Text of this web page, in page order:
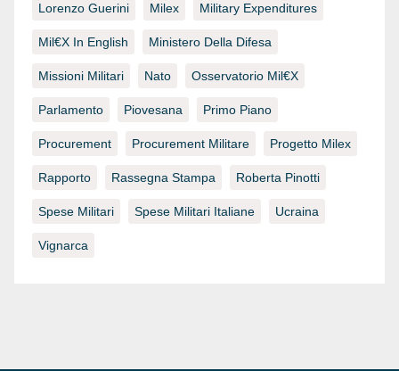
Lorenzo Guerini Milex Military Expenditures
Mil€x In English Ministero Della Difesa
Missioni Militari Nato Osservatorio Mil€x
Parlamento Piovesana Primo Piano
Procurement Procurement Militare Progetto Milex
Rapporto Rassegna Stampa Roberta Pinotti
Spese Militari Spese Militari Italiane Ucraina
Vignarca